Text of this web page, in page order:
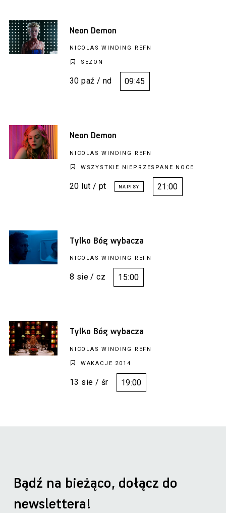
Neon Demon
NICOLAS WINDING REFN
SEZON
30 paź / nd 09:45
Neon Demon
NICOLAS WINDING REFN
WSZYSTKIE NIEPRZESPANE NOCE
20 lut / pt 21:00
Tylko Bóg wybacza
NICOLAS WINDING REFN
8 sie / cz 15:00
Tylko Bóg wybacza
NICOLAS WINDING REFN
WAKACJE 2014
13 sie / śr 19:00
Bądź na bieżąco, dołącz do
newslettera!